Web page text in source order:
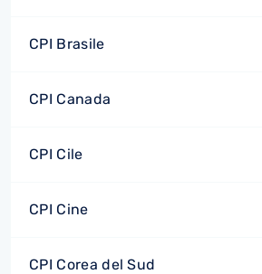
CPI Brasile
CPI Canada
CPI Cile
CPI Cine
CPI Corea del Sud